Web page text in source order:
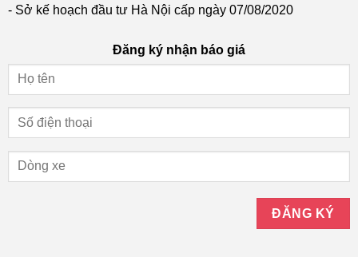
- Sở kế hoạch đầu tư Hà Nội cấp ngày 07/08/2020
Đăng ký nhận báo giá